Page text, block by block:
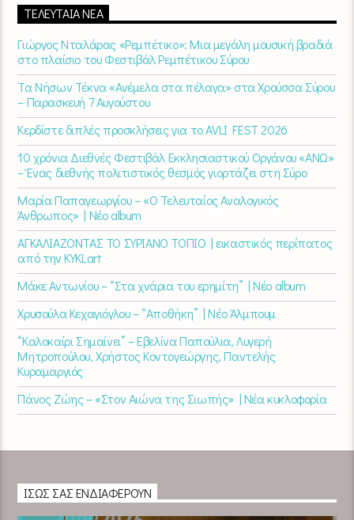
ΤΕΛΕΥΤΑΊΑ ΝΈΑ
Γιώργος Νταλάρας «Ρεμπέτικο»: Μια μεγάλη μουσική βραδιά
στο πλαίσιο του Φεστιβάλ Ρεμπέτικου Σύρου
Τα Νήσων Τέκνα «Ανέμελα στα πέλαγα» στα Χρούσσα Σύρου
– Παρασκευή 7 Αυγούστου
Κερδίστε διπλές προσκλήσεις για το AVLI FEST 2026
10 χρόνια Διεθνές Φεστιβάλ Εκκλησιαστικού Οργάνου «ΑΝΩ»
– Ένας διεθνής πολιτιστικός θεσμός γιορτάζει στη Σύρο​
Μαρία Παπαγεωργίου – «Ο Τελευταίος Αναλογικός
Άνθρωπος» | Νέο album
ΑΓΚΑΛΙΑΖΟΝΤΑΣ ΤΟ ΣΥΡΙΑΝΟ ΤΟΠΙΟ | εικαστικός περίπατος
από την KYKLart
Μάκε Αντωνίου – “Στα χνάρια του ερημίτη” | Νέο album
Χρυσούλα Κεχαγιόγλου – “Αποθήκη” | Νέο Άλμπουμ
“Καλοκαίρι Σημαίνει” – Εβελίνα Παπούλια, Λυγερή
Μητροπούλου, Χρήστος Κοντογεώργης, Παντελής
Κυραμαργιός
Πάνος Ζώης – «Στον Αιώνα της Σιωπής» | Νέα κυκλοφορία
ΊΣΩΣ ΣΑΣ ΕΝΔΙΑΦΈΡΟΥΝ